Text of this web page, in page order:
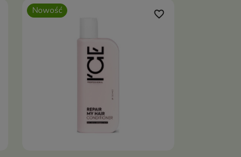
Nowość favorite_border